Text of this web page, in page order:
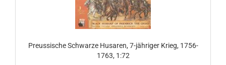
Preussische Schwarze Husaren, 7-jähriger Krieg, 1756-
1763, 1:72